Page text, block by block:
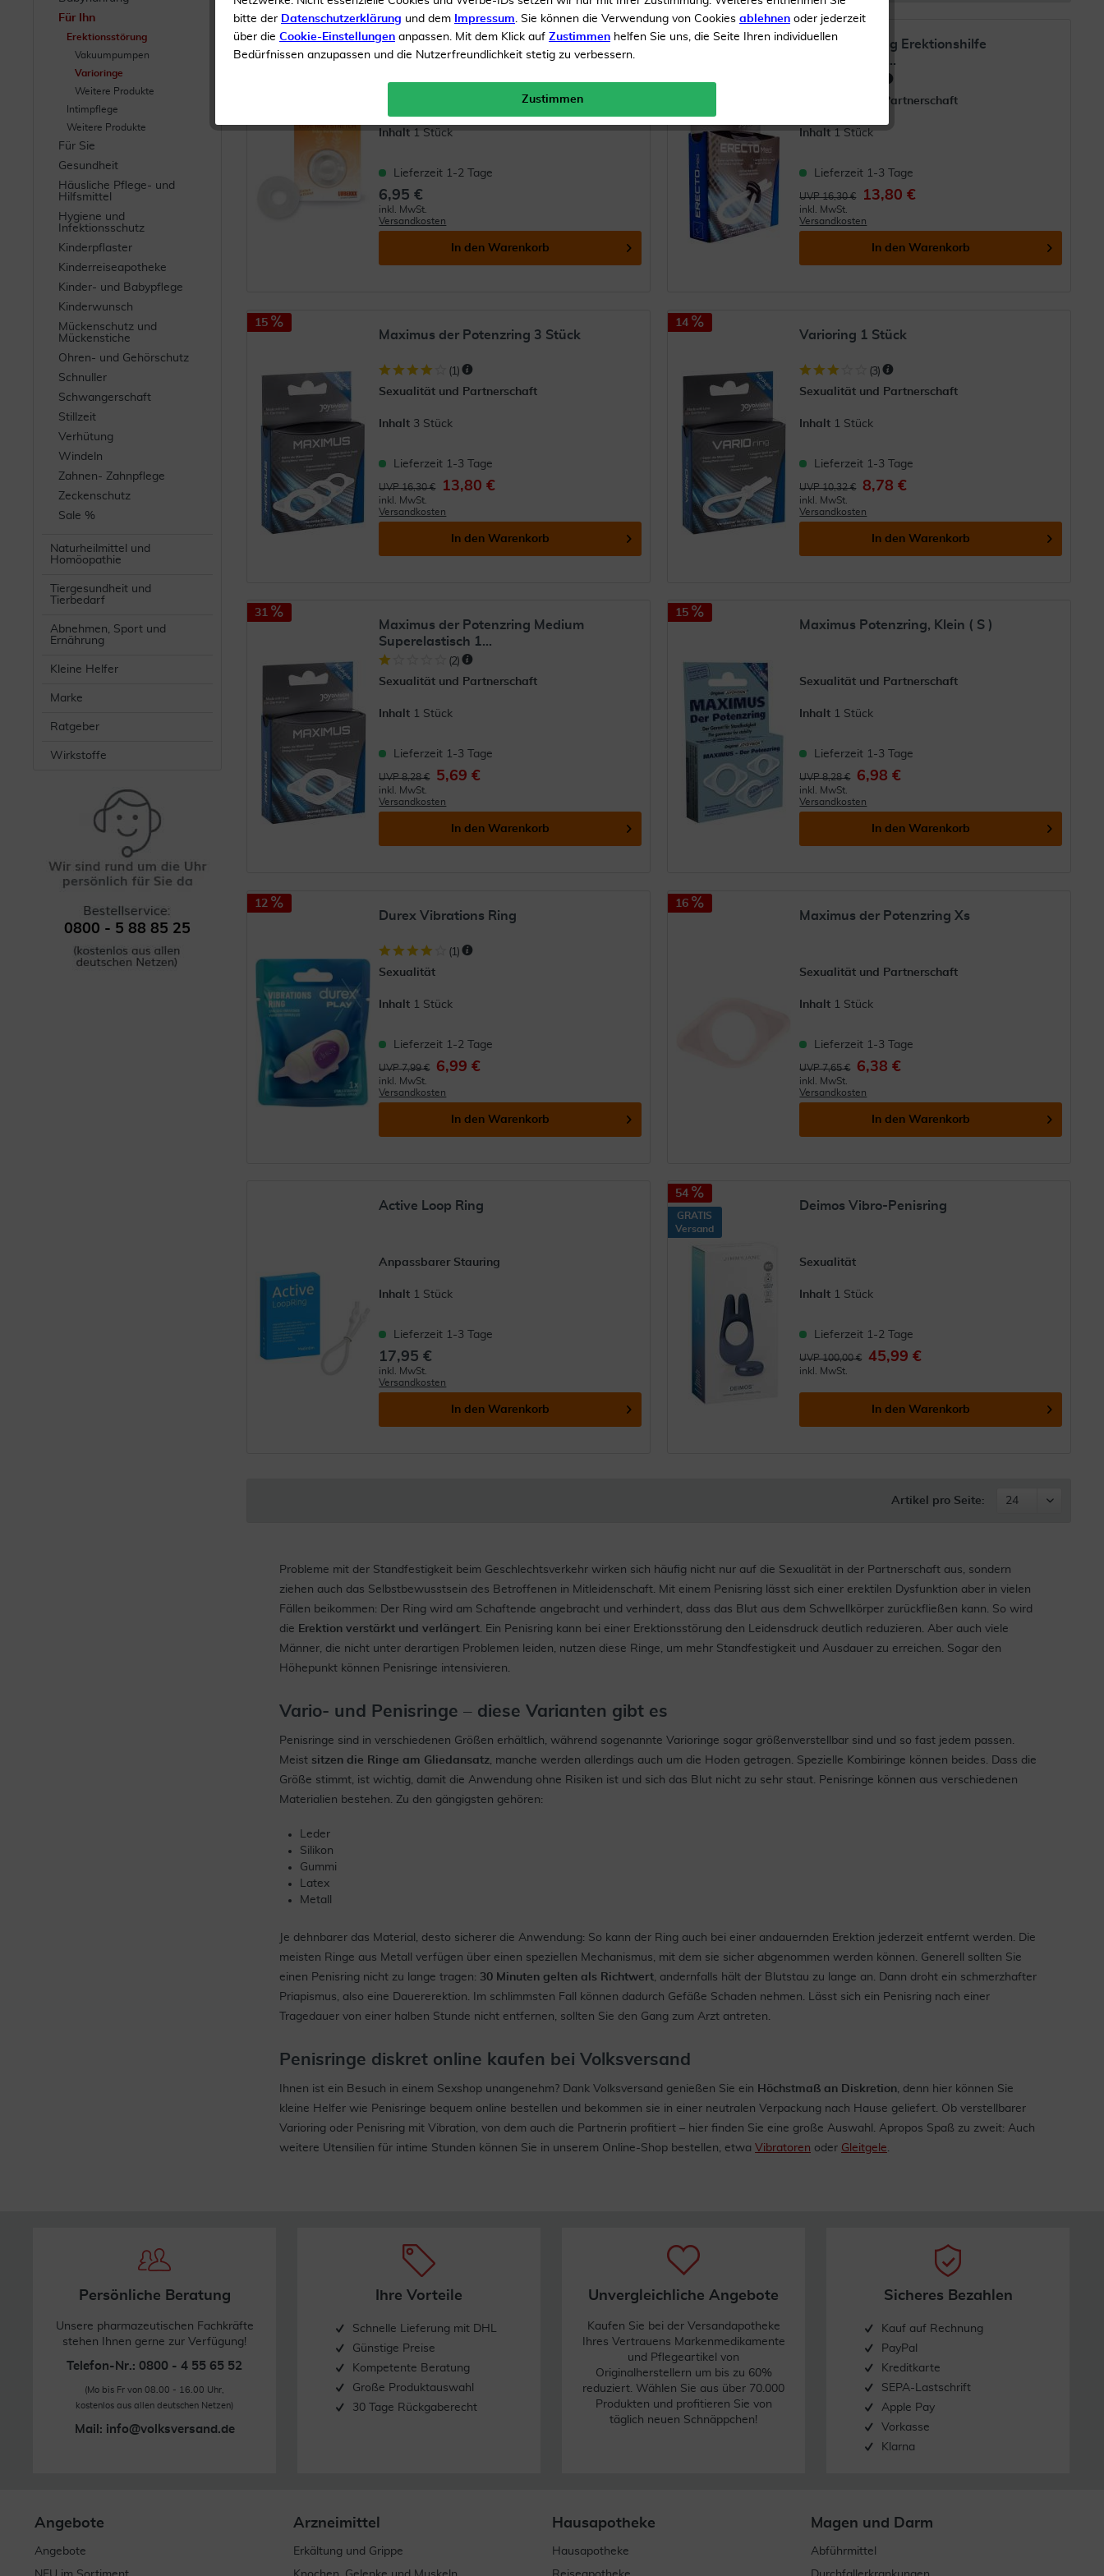
Für Ihn
Erektionsstörung
Vakuumpumpen
Varioringe
Weitere Produkte
Intimpflege
Weitere Produkte
Für Sie
Gesundheit
Häusliche Pflege- und
Hilfsmittel
Hygiene und
Infektionsschutz
Kinderpflaster
Kinderreiseapotheke
Kinder- und Babypflege
Kinderwunsch
Mückenschutz und
Mückenstiche
Ohren- und Gehörschutz
Schnuller
Schwangerschaft
Stillzeit
Verhütung
Windeln
Zahnen- Zahnpflege
Zeckenschutz
Sale %
Naturheilmittel und
Homöopathie
Tiergesundheit und
Tierbedarf
Abnehmen, Sport und
Ernährung
Kleine Helfer
Marke
Ratgeber
Wirkstoffe
0800 - 5 88 85 25
LUBEXXX Stretch Penisring
Inhalt 1 Stück
Lieferzeit 1-2 Tage
6,95 €
inkl. MwSt.
Versandkosten
In den Warenkorb
15
Erectomed Ring Erektionshilfe
Penisring Aus...
Sexualität und Partnerschaft
Inhalt 1 Stück
Lieferzeit 1-3 Tage
UVP 16,30 € 13,80 €
inkl. MwSt.
Versandkosten
In den Warenkorb
15
Maximus der Potenzring 3 Stück
(1)
Sexualität und Partnerschaft
Inhalt 3 Stück
Lieferzeit 1-3 Tage
UVP 16,30 € 13,80 €
inkl. MwSt.
Versandkosten
In den Warenkorb
14
Varioring 1 Stück
(3)
Sexualität und Partnerschaft
Inhalt 1 Stück
Lieferzeit 1-3 Tage
UVP 10,32 € 8,78 €
inkl. MwSt.
Versandkosten
In den Warenkorb
31
Maximus der Potenzring Medium
Superelastisch 1...
(2)
Sexualität und Partnerschaft
Inhalt 1 Stück
Lieferzeit 1-3 Tage
UVP 8,28 € 5,69 €
inkl. MwSt.
Versandkosten
In den Warenkorb
15
Maximus Potenzring, Klein ( S )
Sexualität und Partnerschaft
Inhalt 1 Stück
Lieferzeit 1-3 Tage
UVP 8,28 € 6,98 €
inkl. MwSt.
Versandkosten
In den Warenkorb
12
Durex Vibrations Ring
(1 )
Sexualität
Inhalt 1 Stück
Lieferzeit 1-2 Tage
UVP 7,99 € 6,99 €
inkl. MwSt.
Versandkosten
In den Warenkorb
16
Maximus der Potenzring Xs
Sexualität und Partnerschaft
Inhalt 1 Stück
Lieferzeit 1-3 Tage
UVP 7,65 € 6,38 €
inkl. MwSt.
Versandkosten
In den Warenkorb
Active Loop Ring
Anpassbarer Stauring
Inhalt 1 Stück
Lieferzeit 1-3 Tage
17,95 €
inkl. MwSt.
Versandkosten
In den Warenkorb
54
GRATIS
Versand
Deimos Vibro-Penisring
Sexualität
Inhalt 1 Stück
Lieferzeit 1-2 Tage
UVP 100,00 € 45,99 €
inkl. MwSt.
In den Warenkorb
Artikel pro Seite:
Probleme mit der Standfestigkeit beim Geschlechtsverkehr wirken sich häufig nicht nur auf die Sexualität in der Partnerschaft aus, sondern
ziehen auch das Selbstbewusstsein des Betroffenen in Mitleidenschaft. Mit einem Penisring lässt sich einer erektilen Dysfunktion aber in vielen
Fällen beikommen: Der Ring wird am Schaftende angebracht und verhindert, dass das Blut aus dem Schwellkörper zurückfließen kann. So wird
die Erektion verstärkt und verlängert. Ein Penisring kann bei einer Erektionsstörung den Leidensdruck deutlich reduzieren. Aber auch viele
Männer, die nicht unter derartigen Problemen leiden, nutzen diese Ringe, um mehr Standfestigkeit und Ausdauer zu erreichen. Sogar den
Höhepunkt können Penisringe intensivieren.
Vario- und Penisringe – diese Varianten gibt es
Penisringe sind in verschiedenen Größen erhältlich, während sogenannte Varioringe sogar größenverstellbar sind und so fast jedem passen.
Meist sitzen die Ringe am Gliedansatz, manche werden allerdings auch um die Hoden getragen. Spezielle Kombiringe können beides. Dass die
Größe stimmt, ist wichtig, damit die Anwendung ohne Risiken ist und sich das Blut nicht zu sehr staut. Penisringe können aus verschiedenen
Materialien bestehen. Zu den gängigsten gehören:
Leder
Silikon
Gummi
Latex
Metall
Je dehnbarer das Material, desto sicherer die Anwendung: So kann der Ring auch bei einer andauernden Erektion jederzeit entfernt werden. Die
meisten Ringe aus Metall verfügen über einen speziellen Mechanismus, mit dem sie sicher abgenommen werden können. Generell sollten Sie
einen Penisring nicht zu lange tragen: 30 Minuten gelten als Richtwert, andernfalls hält der Blutstau zu lange an. Dann droht ein schmerzhafter
Priapismus, also eine Dauererektion. Im schlimmsten Fall können dadurch Gefäße Schaden nehmen. Lässt sich ein Penisring nach einer
Tragedauer von einer halben Stunde nicht entfernen, sollten Sie den Gang zum Arzt antreten.
Penisringe diskret online kaufen bei Volksversand
Ihnen ist ein Besuch in einem Sexshop unangenehm? Dank Volksversand genießen Sie ein Höchstmaß an Diskretion, denn hier können Sie
kleine Helfer wie Penisringe bequem online bestellen und bekommen sie in einer neutralen Verpackung nach Hause geliefert. Ob verstellbarer
Varioring oder Penisring mit Vibration, von dem auch die Partnerin profitiert – hier finden Sie eine große Auswahl. Apropos Spaß zu zweit: Auch
weitere Utensilien für intime Stunden können Sie in unserem Online-Shop bestellen, etwa Vibratoren oder Gleitgele.
Persönliche Beratung
Unsere pharmazeutischen Fachkräfte
stehen Ihnen gerne zur Verfügung!
Telefon-Nr.: 0800 - 4 55 65 52
(Mo bis Fr von 08.00 - 16.00 Uhr,
kostenlos aus allen deutschen Netzen)
Mail: info@volksversand.de
Ihre Vorteile
Schnelle Lieferung mit DHL
Günstige Preise
Kompetente Beratung
Große Produktauswahl
30 Tage Rückgaberecht
Unvergleichliche Angebote
Kaufen Sie bei der Versandapotheke
Ihres Vertrauens Markenmedikamente
und Pflegeartikel von
Originalherstellern um bis zu 60%
reduziert. Wählen Sie aus über 70.000
Produkten und profitieren Sie von
täglich neuen Schnäppchen!
Sicheres Bezahlen
Kauf auf Rechnung
PayPal
Kreditkarte
SEPA-Lastschrift
Apple Pay
Vorkasse
Klarna
Angebote
Angebote
Arzneimittel
Erkältung und Grippe
Hausapotheke
Hausapotheke
Magen und Darm
Abführmittel
bitte der Datenschutzerklärung und dem Impressum. Sie können die Verwendung von Cookies ablehnen oder jederzeit
über die Cookie-Einstellungen anpassen. Mit dem Klick auf Zustimmen helfen Sie uns, die Seite Ihren individuellen
Bedürfnissen anzupassen und die Nutzerfreundlichkeit stetig zu verbessern.
Zustimmen